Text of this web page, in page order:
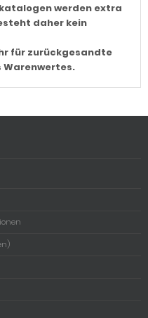
werden extra
daher kein
für zurückgesandte
Warenwertes.